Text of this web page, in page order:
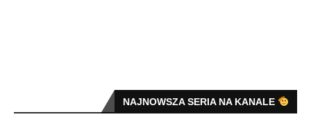
NAJNOWSZA SERIA NA KANALE